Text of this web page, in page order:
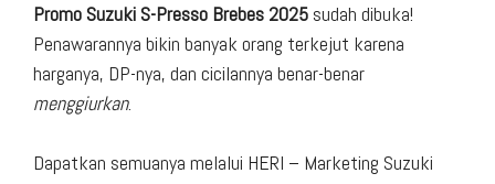
Promo Suzuki S-Presso Brebes 2025 sudah dibuka!
Penawarannya bikin banyak orang terkejut karena
harganya, DP-nya, dan cicilannya benar-benar
menggiurkan.
Dapatkan semuanya melalui HERI – Marketing Suzuki